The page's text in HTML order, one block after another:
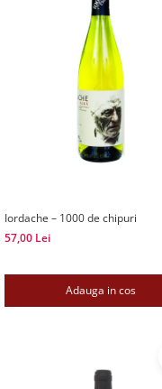
Iordache – 1000 de chipuri
57,00 Lei
Adauga in cos